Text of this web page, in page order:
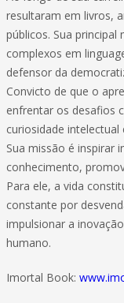
resultaram em livros,
públicos. Sua
complexos em
defensor da
Convicto de que o
enfrentar os desafios
curiosidade
Sua missão é inspirar
conhecimento,
Para ele, a vida
constante por
impulsionar a
humano.
Imortal Book: